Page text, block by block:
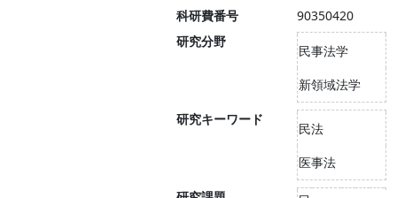
科研費番号
90350420
研究分野
民事法学
新領域法学
研究キーワード
民法
医事法